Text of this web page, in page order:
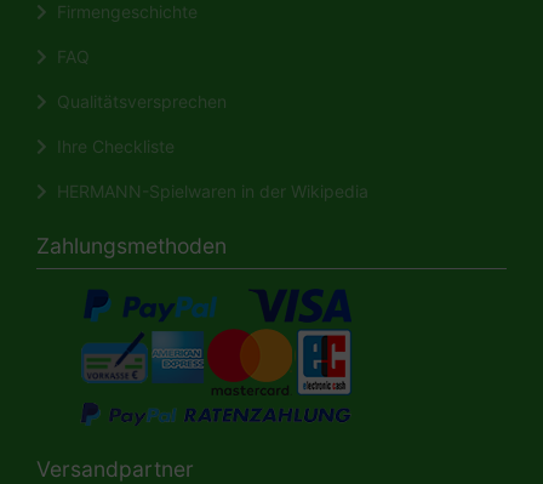
Firmengeschichte
FAQ
Qualitätsversprechen
Ihre Checkliste
HERMANN-Spielwaren in der Wikipedia
Zahlungsmethoden
Versandpartner